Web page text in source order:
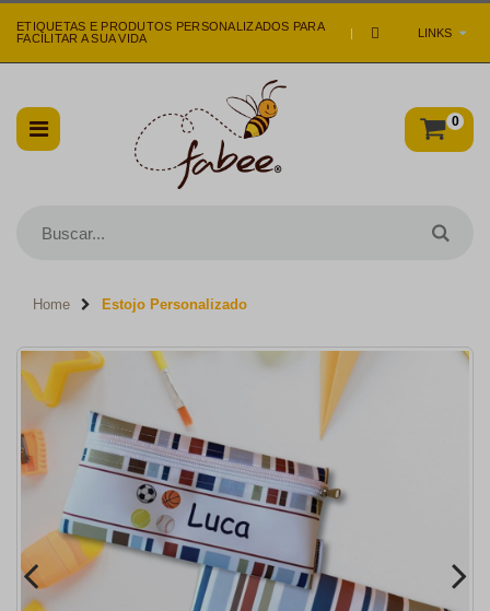
LINKS
ETIQUETAS E PRODUTOS PERSONALIZADOS PARA
FACILITAR A SUA VIDA
|
0
Home Estojo Personalizado